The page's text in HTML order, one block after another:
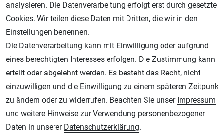
AGB Widerrufsrecht Datenschutz Impressum
Unsere weiteren Shops:
Airbrush-City
Fachhandel für: Airbrushpistolen, Kompressoren, Airbrushfarben
Modellbau-City
Modellbau Shop
Plotter-City
Schneideplotter, Transferpressen, Siebdruck und Plotterfolien
analysieren. Die Datenverarbeitung erfolgt erst durch gesetzte
Cookies. Wir teilen diese Daten mit Dritten, die wir in den
Einstellungen benennen.
Die Datenverarbeitung kann mit Einwilligung oder aufgrund
eines berechtigten Interesses erfolgen. Die Zustimmung kann
erteilt oder abgelehnt werden. Es besteht das Recht, nicht
einzuwilligen und die Einwilligung zu einem späteren
zu ändern oder zu widerrufen. Beachten Sie unser Impressum
und weitere Hinweise zur Verwendung personenbezogener
Daten in unserer Daten­schutz­erklärung.